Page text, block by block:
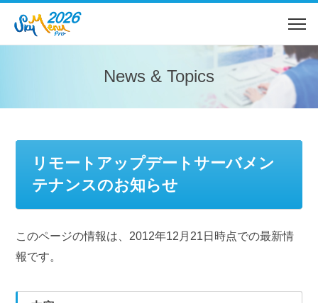
News & Topics
リモートアップデートサーバメン
テナンスのお知らせ
このページの情報は、2012年12月21日時点での最新情
報です。